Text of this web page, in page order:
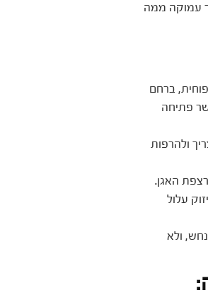
עמוקה ממה
ברחם
פתיחה
ולהרפות
האגן.
עלול
ולא